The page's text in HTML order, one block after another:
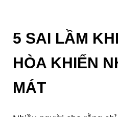
5 SAI LẦM
HÒA KHIẾN
MÁT